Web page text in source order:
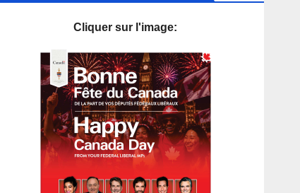
Cliquer sur l'image: